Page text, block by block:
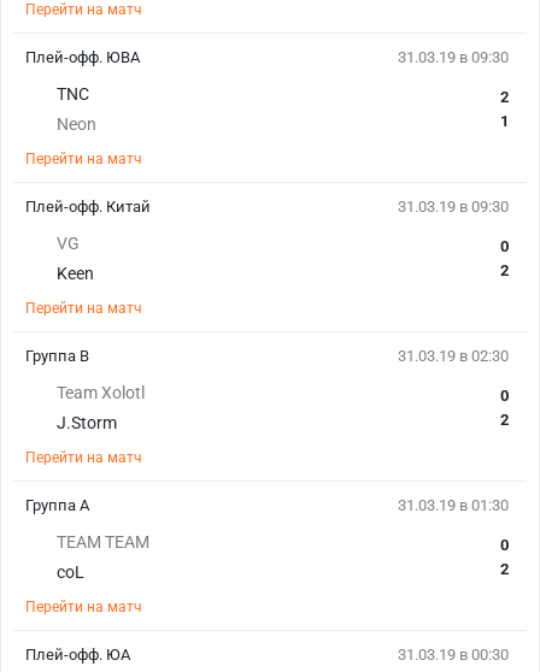
Перейти на матч
31.03.19 в 09:30
TNC
Neon
2
1
Перейти на матч
Плей-офф. ЮВА
31.03.19 в 09:30
VG
Keen
0
2
Перейти на матч
Плей-офф. Китай
31.03.19 в 02:30
Team Xolotl
J.Storm
0
2
Перейти на матч
Группа B
31.03.19 в 01:30
TEAM TEAM
coL
0
2
Перейти на матч
Группа A
31.03.19 в 00:30
Плей-офф. ЮА